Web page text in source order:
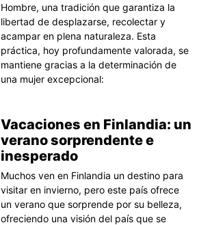
Hombre, una tradición que garantiza la
libertad de desplazarse, recolectar y
acampar en plena naturaleza. Esta
práctica, hoy profundamente valorada, se
mantiene gracias a la determinación de
una mujer excepcional:
Vacaciones en Finlandia: un
verano sorprendente e
inesperado
Muchos ven en Finlandia un destino para
visitar en invierno, pero este país ofrece
un verano que sorprende por su belleza,
ofreciendo una visión del país que se